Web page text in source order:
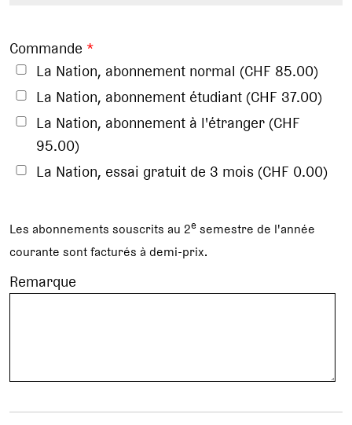
Commande *
La Nation, abonnement normal (CHF 85.00)
La Nation, abonnement étudiant (CHF 37.00)
La Nation, abonnement à l'étranger (CHF
95.00)
La Nation, essai gratuit de 3 mois (CHF 0.00)
Les abonnements souscrits au 2e semestre de l'année
courante sont facturés à demi-prix.
Remarque